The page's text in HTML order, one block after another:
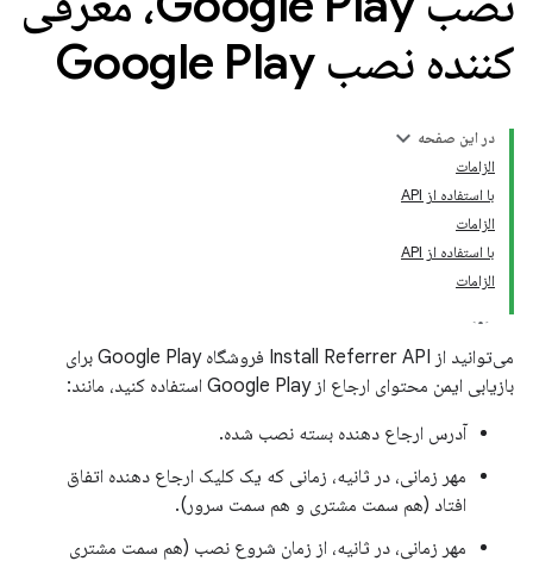
کننده نصب Google Play
در این صفحه
الزامات
با استفاده از API
الزامات
با استفاده از API
الزامات
می‌توانید از Install Referrer API فروشگاه Google Play برای
بازیابی ایمن محتوای ارجاع از Google Play استفاده کنید، مانند:
آدرس ارجاع دهنده بسته نصب شده.
مهر زمانی، در ثانیه، زمانی که یک کلیک ارجاع دهنده اتفاق
افتاد (هم سمت مشتری و هم سمت سرور).
مهر زمانی، در ثانیه، از زمان شروع نصب (هم سمت مشتری